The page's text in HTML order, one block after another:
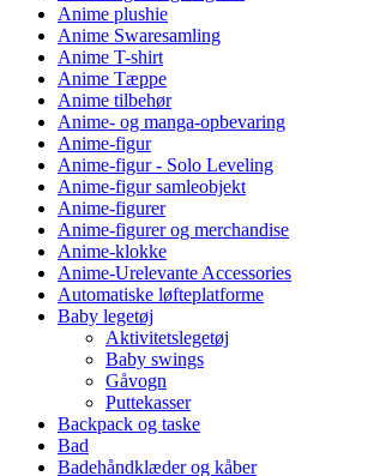
Anime plushie
Anime Swaresamling
Anime T-shirt
Anime Tæppe
Anime tilbehør
Anime- og manga-opbevaring
Anime-figur
Anime-figur - Solo Leveling
Anime-figur samleobjekt
Anime-figurer
Anime-figurer og merchandise
Anime-klokke
Anime-Urelevante Accessories
Automatiske løfteplatforme
Baby legetøj
Aktivitetslegetøj
Baby swings
Gåvogn
Puttekasser
Backpack og taske
Bad
Badehåndklæder og kåber